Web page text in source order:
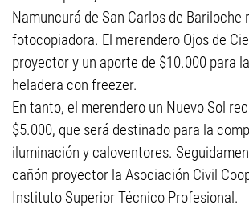
Namuncurá de San Carlos de Bariloche
fotocopiadora. El merendero Ojos de
proyector y un aporte de $10.000 para
heladera con freezer.
En tanto, el merendero un Nuevo Sol
$5.000, que será destinado para la
iluminación y caloventores.
cañón proyector la Asociación Civil
Instituto Superior Técnico Profesional.